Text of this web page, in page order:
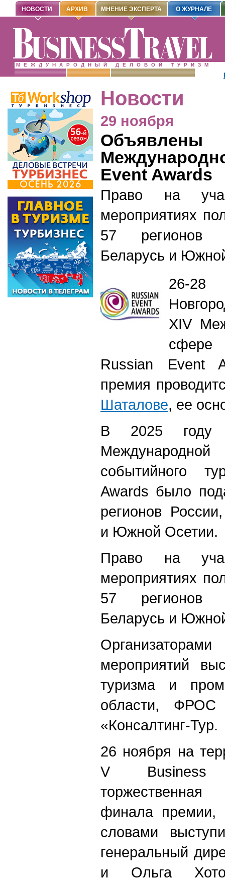
МЕЖДУНАРОДНЫЙ ДЕЛОВОЙ ТУРИЗМ
НОВОСТИ АРХИВ МНЕНИЕ ЭКСПЕРТА О ЖУРНАЛЕ
Новости
29 ноября
Event Awards
Право на
мероприятиях
57 регионов
Беларусь и
26-28
ХIV
сфере
Russian Event
премия
Шаталове, ее
В 2025 году
событийного
Awards было
регионов
и Южной Осетии.
Право на
мероприятиях
57 регионов
Беларусь и
мероприятий
туризма и
области,
«Консалтинг-Тур.
26 ноября на
V Business
финала премии,
словами
генеральный
и Ольга